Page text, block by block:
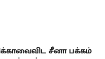
சீனா பக்கம்